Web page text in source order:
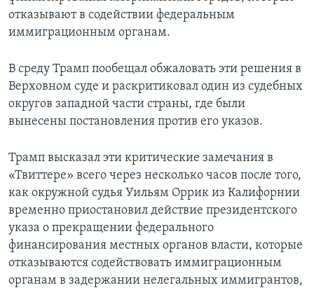
отказывают в содействии федеральным
иммиграционным органам.
В среду Трамп пообещал обжаловать эти решения в
Верховном суде и раскритиковал один из судебных
округов западной части страны, где были
вынесены постановления против его указов.
Трамп высказал эти критические замечания в
«Твиттере» всего через несколько часов после того,
как окружной судья Уильям Оррик из Калифорнии
временно приостановил действие президентского
указа о прекращении федерального
финансирования местных органов власти, которые
отказываются содействовать иммиграционным
органам в задержании нелегальных иммигрантов,